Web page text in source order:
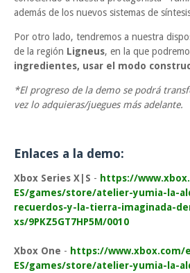
además de los nuevos sistemas de
Por otro lado, tendremos a nuestra
de la región Ligneus, en la que
ingredientes, usar el modo
*El progreso de la demo se podrá
vez lo adquieras/juegues más adelante.
Enlaces a la demo:
Xbox Series X|S - https://
ES/games/store/atelier-yumia-la-
recuerdos-y-la-tierra-imaginada-
xs/9PKZ5GT7HP5M/0010
Xbox One - https://www.xbox.com/
ES/games/store/atelier-yumia-la-